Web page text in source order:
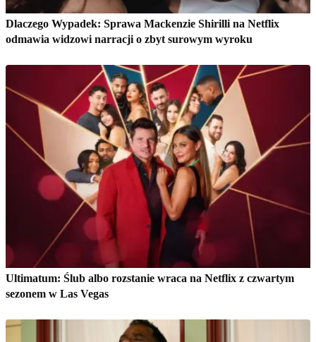
Dlaczego Wypadek: Sprawa Mackenzie Shirilli na Netflix
odmawia widzowi narracji o zbyt surowym wyroku
Ultimatum: Ślub albo rozstanie wraca na Netflix z czwartym
sezonem w Las Vegas